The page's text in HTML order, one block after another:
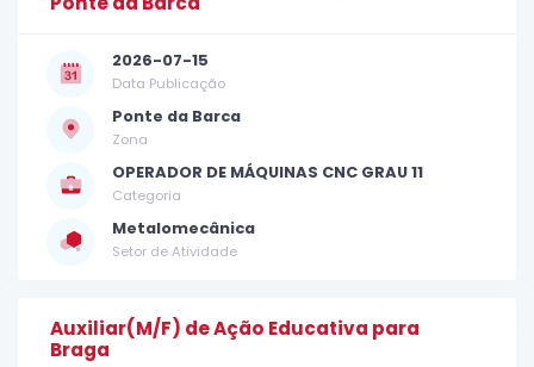
2026-07-15
Data Publicação
Ponte da Barca
Zona
OPERADOR DE MÁQUINAS CNC GRAU 11
Categoria
Metalomecânica
Setor de Atividade
Auxiliar(M/F) de Ação Educativa para
Braga